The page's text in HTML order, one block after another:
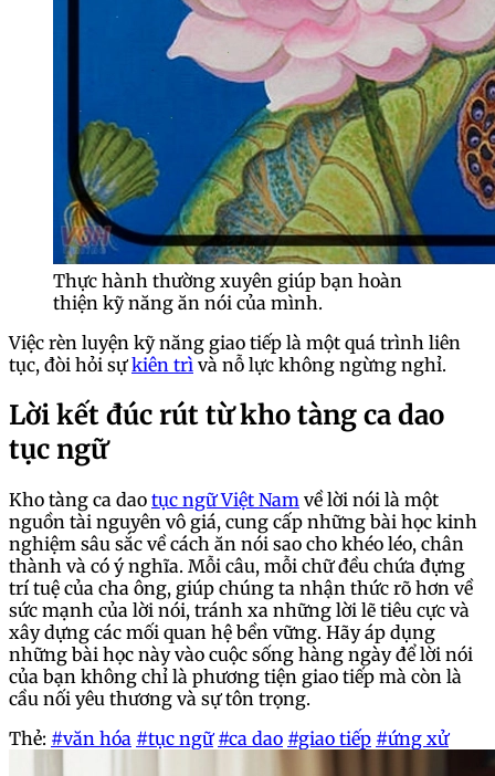
Thực hành thường xuyên giúp bạn hoàn
thiện kỹ năng ăn nói của mình.
Việc rèn luyện kỹ năng giao tiếp là một quá trình liên
tục, đòi hỏi sựkiên trì và nỗ lực không ngừng nghỉ.
Lời kết đúc rút từ kho tàng ca dao
tục ngữ
Kho tàng ca dao tục ngữ Việt Nam về lời nói là một
nguồn tài nguyên vô giá, cung cấp những bài học kinh
nghiệm sâu sắc về cách ăn nói sao cho khéo léo, chân
thành và có ý nghĩa. Mỗi câu, mỗi chữ đều chứa đựng
trí tuệ của cha ông, giúp chúng ta nhận thức rõ hơn về
sức mạnh của lời nói, tránh xa những lời lẽ tiêu cực và
xây dựng các mối quan hệ bền vững. Hãy áp dụng
những bài học này vào cuộc sống hàng ngày để lời nói
của bạn không chỉ là phương tiện giao tiếp mà còn là
cầu nối yêu thương và sự tôn trọng.
Thẻ: #văn hóa #tục ngữ #ca dao #giao tiếp #ứng xử